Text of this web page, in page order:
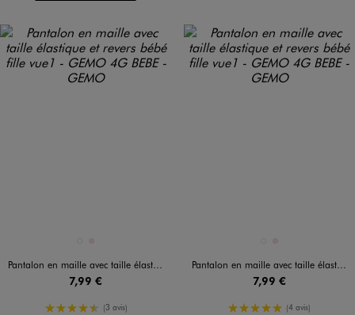
Pantalon en maille avec taille élastique et revers bébé fille
7,99 €
4.5/5 de moyenne
(3 avis)
Pantalon en maille avec taille élastique et revers bébé fille
7,99 €
5/5 de moyenne
(4 avis)